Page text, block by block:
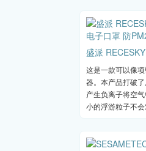
盛派
这是一款可以像
器。本产品打破
产生负离子将空
小的浮游粒子不